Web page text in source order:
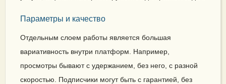
Параметры и качество
Отдельным слоем работы является большая
вариативность внутри платформ. Например,
просмотры бывают с удержанием, без него, с разной
скоростью. Подписчики могут быть с гарантией, без